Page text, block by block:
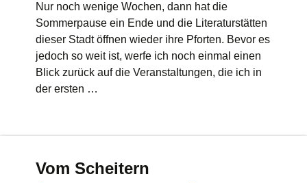
Nur noch wenige Wochen, dann hat die
Sommerpause ein Ende und die Literaturstätten
dieser Stadt öffnen wieder ihre Pforten. Bevor es
jedoch so weit ist, werfe ich noch einmal einen
Blick zurück auf die Veranstaltungen, die ich in
der ersten …
Vom Scheitern